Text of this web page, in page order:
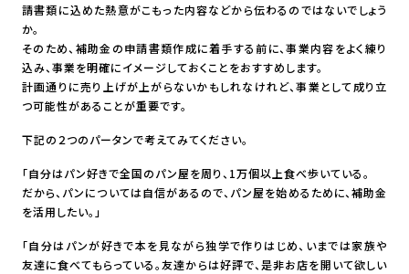
請書類に込めた熱意がこもった内容などから伝わるのではないでしょう
か。
そのため、補助金の申請書類作成に着手する前に、事業内容をよく練り
込み、事業を明確にイメージしておくことをおすすめします。
計画通りに売り上げが上がらないかもしれなけれど、事業として成り立
つ可能性があることが重要です。
下記の２つのパータンで考えてみてください。
「自分はパン好きで全国のパン屋を周り、1万個以上食べ歩いている。
だから、パンについては自信があるので、パン屋を始めるために、補助金
を活用したい。」
「自分はパンが好きで本を見ながら独学で作りはじめ、いまでは家族や
友達に食べてもらっている。友達からは好評で、是非お店を開いて欲しい